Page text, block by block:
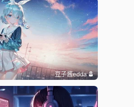
豆子酱edda